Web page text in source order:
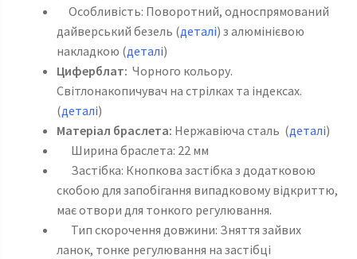
Особливість: Поворотний, односпрямований
дайверський безель (деталі) з алюмінієвою
накладкою (деталі)
Циферблат: Чорного кольору.
Світлонакопичувач на стрілках та індексах.
(деталі)
Матеріал браслета: Нержавіюча сталь (деталі)
Ширина браслета: 22 мм
Застібка: Кнопкова застібка з додатковою
скобою для запобігання випадковому відкриттю,
має отвори для тонкого регулювання.
Тип скорочення довжини: Зняття зайвих
ланок, тонке регулювання на застібці